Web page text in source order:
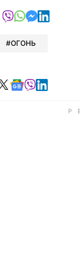
в Telegram
в
поделиться в X
отправить в
отправить
ОГОНЬ
в Telegram
в
Читайте в X
Читайте в
Читайте